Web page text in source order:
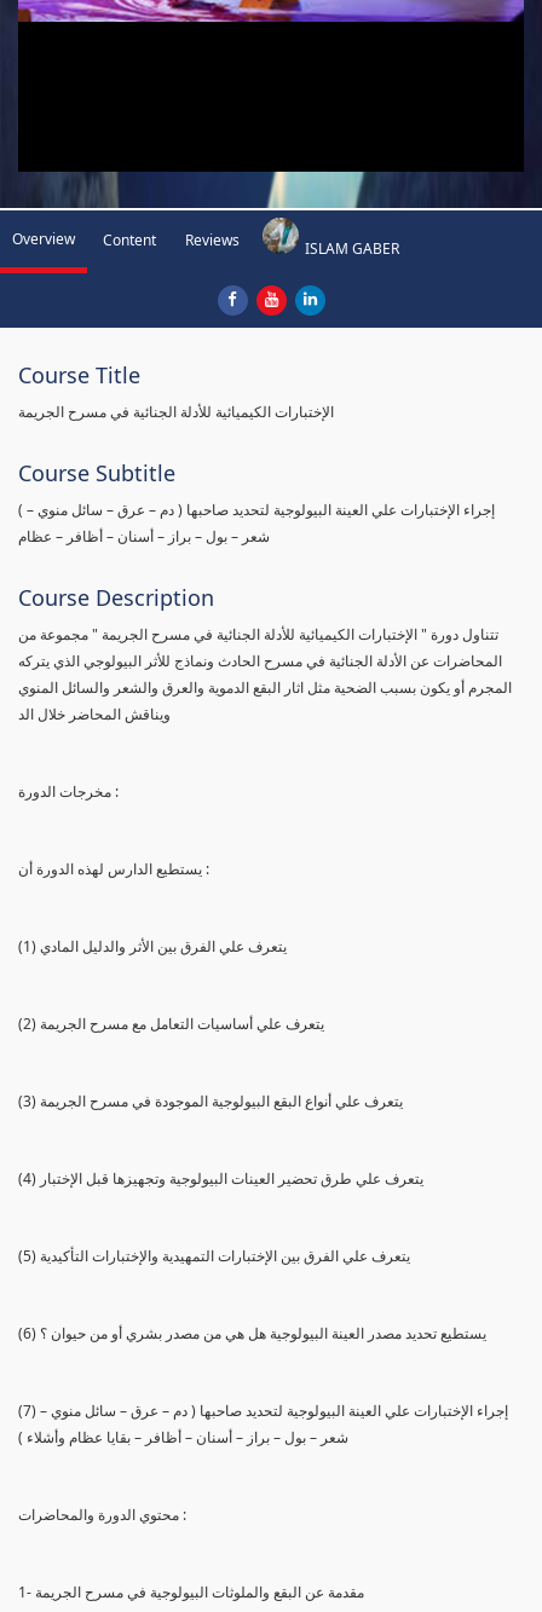
Overview Content Reviews ISLAM GABER
Course Title
الإختبارات الكيميائية للأدلة الجنائية في مسرح الجريمة
Course Subtitle
( إجراء الإختبارات علي العينة البيولوجية لتحديد صاحبها ( دم – عرق – سائل منوي –
شعر – بول – براز – أسنان – أظافر – عظام
Course Description
تتناول دورة " الإختبارات الكيميائية للأدلة الجنائية في مسرح الجريمة " مجموعة من
المحاضرات عن الأدلة الجنائية في مسرح الحادث ونماذج للأثر البيولوجي الذي يتركه
المجرم أو يكون بسبب الضحية مثل اثار البقع الدموية والعرق والشعر والسائل المنوي
ويناقش المحاضر خلال الد
مخرجات الدورة :
يستطيع الدارس لهذه الدورة أن :
(1) يتعرف علي الفرق بين الأثر والدليل المادي
(2) يتعرف علي أساسيات التعامل مع مسرح الجريمة
(3) يتعرف علي أنواع البقع البيولوجية الموجودة في مسرح الجريمة
(4) يتعرف علي طرق تحضير العينات البيولوجية وتجهيزها قبل الإختبار
(5) يتعرف علي الفرق بين الإختبارات التمهيدية والإختبارات التأكيدية
(6) يستطيع تحديد مصدر العينة البيولوجية هل هي من مصدر بشري أو من حيوان ؟
(7) إجراء الإختبارات علي العينة البيولوجية لتحديد صاحبها ( دم – عرق – سائل منوي –
شعر – بول – براز – أسنان – أظافر – بقايا عظام وأشلاء )
محتوي الدورة والمحاضرات :
1- مقدمة عن البقع والملوثات البيولوجية في مسرح الجريمة